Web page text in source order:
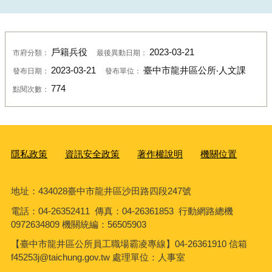
市府分類： 戶籍兵役 最後異動日期： 2023-03-21
發布日期： 2023-03-21 發布單位： 臺中市龍井區公所‧人文課
點閱次數： 774
隱私政策 資訊安全政策 著作權說明 機關位置
地址：434028臺中市龍井區沙田路四段247號
電話：04-26352411 傳真：04-26361853 行動網路總機
0972634809 機關統編：56505903
【臺中市龍井區公所員工職場霸凌專線】04-26361910 信箱
f45253j@taichung.gov.tw 處理單位：人事室